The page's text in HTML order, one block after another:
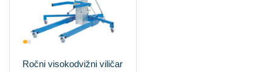
Ročni visokodvižni viličar